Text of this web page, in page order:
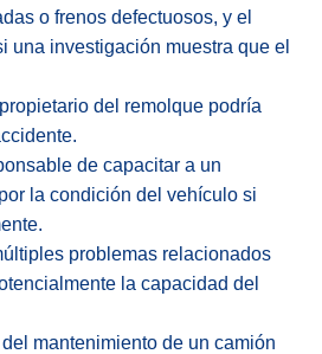
o frenos defectuosos, y el
una investigación muestra que el
del remolque podría
de capacitar a un
la condición del vehículo si
problemas relacionados
la capacidad del
mantenimiento de un camión